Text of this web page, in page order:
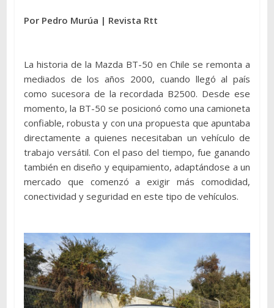
Por Pedro Murúa | Revista Rtt
La historia de la Mazda BT-50 en Chile se remonta a
mediados de los años 2000, cuando llegó al país
como sucesora de la recordada B2500. Desde ese
momento, la BT-50 se posicionó como una camioneta
confiable, robusta y con una propuesta que apuntaba
directamente a quienes necesitaban un vehículo de
trabajo versátil. Con el paso del tiempo, fue ganando
también en diseño y equipamiento, adaptándose a un
mercado que comenzó a exigir más comodidad,
conectividad y seguridad en este tipo de vehículos.